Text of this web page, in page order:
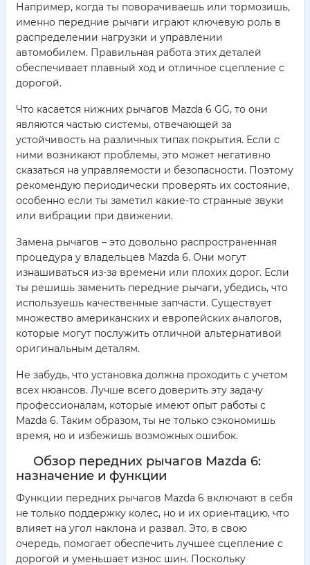
Например, когда ты поворачиваешь или тормозишь,
именно передние рычаги играют ключевую роль в
распределении нагрузки и управлении
автомобилем. Правильная работа этих деталей
обеспечивает плавный ход и отличное сцепление с
дорогой.
Что касается нижних рычагов Mazda 6 GG, то они
являются частью системы, отвечающей за
устойчивость на различных типах покрытия. Если с
ними возникают проблемы, это может негативно
сказаться на управляемости и безопасности. Поэтому
рекомендую периодически проверять их состояние,
особенно если ты заметил какие-то странные звуки
или вибрации при движении.
Замена рычагов – это довольно распространенная
процедура у владельцев Mazda 6. Они могут
изнашиваться из-за времени или плохих дорог. Если
ты решишь заменить передние рычаги, убедись, что
используешь качественные запчасти. Существует
множество американских и европейских аналогов,
которые могут послужить отличной альтернативой
оригинальным деталям.
Не забудь, что установка должна проходить с учетом
всех нюансов. Лучше всего доверить эту задачу
профессионалам, которые имеют опыт работы с
Mazda 6. Таким образом, ты не только сэкономишь
время, но и избежишь возможных ошибок.
Обзор передних рычагов Mazda 6:
назначение и функции
Функции передних рычагов Mazda 6 включают в себя
не только поддержку колес, но и их ориентацию, что
влияет на угол наклона и развал. Это, в свою
очередь, помогает обеспечить лучшее сцепление с
дорогой и уменьшает износ шин. Поскольку